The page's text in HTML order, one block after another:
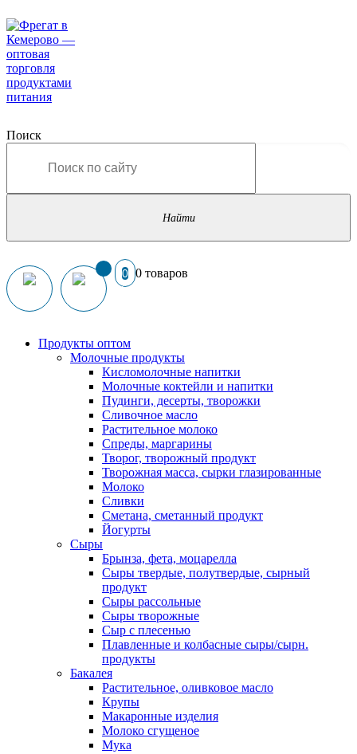
Поиск
0 0 товаров
Продукты оптом
Молочные продукты
Кисломолочные напитки
Молочные коктейли и напитки
Пудинги, десерты, творожки
Сливочное масло
Растительное молоко
Спреды, маргарины
Творог, творожный продукт
Творожная масса, сырки глазированные
Молоко
Сливки
Сметана, сметанный продукт
Йогурты
Сыры
Брынза, фета, моцарелла
Сыры твердые, полутвердые, сырный
продукт
Сыры рассольные
Сыры творожные
Сыр с плесенью
Плавленные и колбасные сыры/сырн.
продукты
Бакалея
Растительное, оливковое масло
Крупы
Макаронные изделия
Молоко сгущеное
Мука